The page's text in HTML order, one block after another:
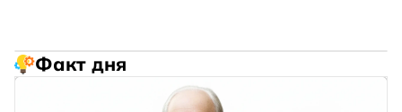
Факт дня